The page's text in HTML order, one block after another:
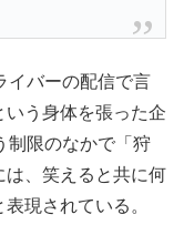
バーの配信で言
いう身体を張った企
制限のなかで「狩
は、笑えると共に何
現されている。